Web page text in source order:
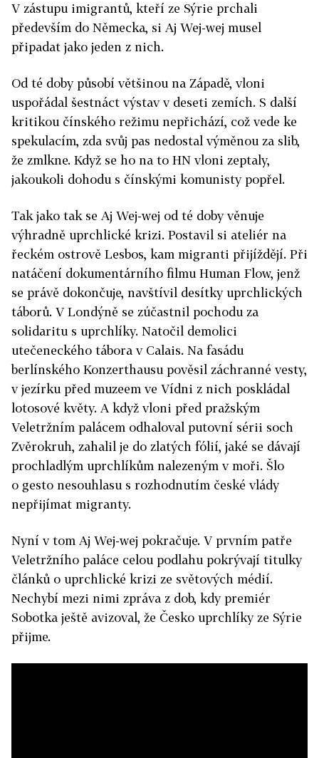
V zástupu imigrantů, kteří ze Sýrie prchali
především do Německa, si Aj Wej-wej musel
připadat jako jeden z nich.
Od té doby působí většinou na Západě, vloni
uspořádal šestnáct výstav v deseti zemích. S další
kritikou čínského režimu nepřichází, což vede ke
spekulacím, zda svůj pas nedostal výměnou za slib,
že zmlkne. Když se ho na to HN vloni zeptaly,
jakoukoli dohodu s čínskými komunisty popřel.
Tak jako tak se Aj Wej-wej od té doby věnuje
výhradně uprchlické krizi. Postavil si ateliér na
řeckém ostrově Lesbos, kam migranti přijíždějí. Při
natáčení dokumentárního filmu Human Flow, jenž
se právě dokončuje, navštívil desítky uprchlických
táborů. V Londýně se zúčastnil pochodu za
solidaritu s uprchlíky. Natočil demolici
utečeneckého tábora v Calais. Na fasádu
berlínského Konzerthausu pověsil záchranné vesty,
v jezírku před muzeem ve Vídni z nich poskládal
lotosové květy. A když vloni před pražským
Veletržním palácem odhaloval putovní sérii soch
Zvěrokruh, zahalil je do zlatých fólií, jaké se dávají
prochladlým uprchlíkům nalezeným v moři. Šlo
o gesto nesouhlasu s rozhodnutím české vlády
nepřijímat migranty.
Nyní v tom Aj Wej-wej pokračuje. V prvním patře
Veletržního paláce celou podlahu pokrývají titulky
článků o uprchlické krizi ze světových médií.
Nechybí mezi nimi zpráva z dob, kdy premiér
Sobotka ještě avizoval, že Česko uprchlíky ze Sýrie
přijme.